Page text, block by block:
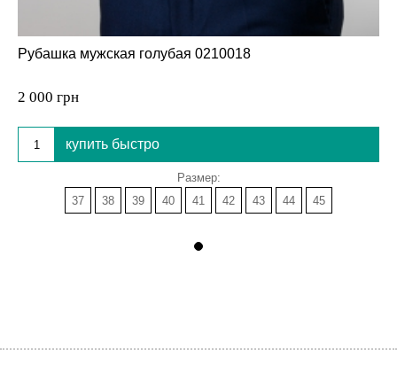
Рубашка мужская голубая 0210018
2 000 грн
купить быстро
Размер:
37
38 39 40 41 42 43 44 45